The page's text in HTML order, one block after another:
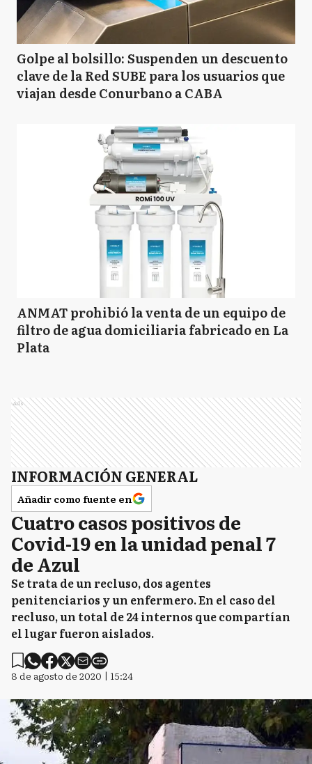
Golpe al bolsillo: Suspenden un descuento
clave de la Red SUBE para los usuarios que
viajan desde Conurbano a CABA
ANMAT prohibió la venta de un equipo de
filtro de agua domiciliaria fabricado en La
Plata
Ads
INFORMACIÓN GENERAL
Añadir como fuente en
Cuatro casos positivos de
Covid-19 en la unidad penal 7
de Azul
Se trata de un recluso, dos agentes
penitenciarios y un enfermero. En el caso del
recluso, un total de 24 internos que compartían
el lugar fueron aislados.
8 de agosto de 2020 | 15:24